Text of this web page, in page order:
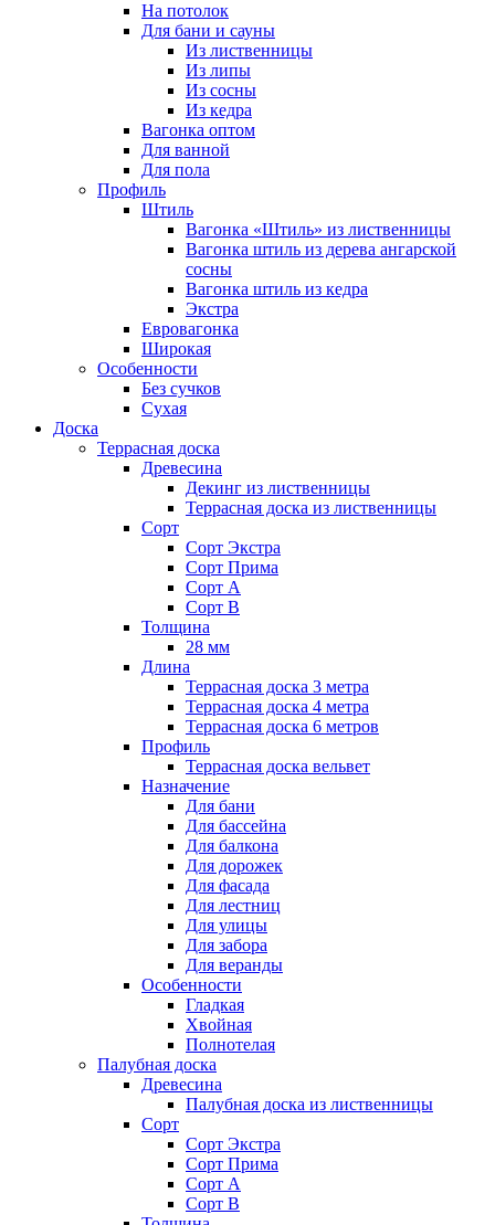
На потолок
Для бани и сауны
Из лиственницы
Из липы
Из сосны
Из кедра
Вагонка оптом
Для ванной
Для пола
Профиль
Штиль
Вагонка «Штиль» из лиственницы
Вагонка штиль из дерева ангарской
сосны
Вагонка штиль из кедра
Экстра
Евровагонка
Широкая
Особенности
Без сучков
Сухая
Доска
Террасная доска
Древесина
Декинг из лиственницы
Террасная доска из лиственницы
Сорт
Сорт Экстра
Сорт Прима
Сорт А
Сорт В
Толщина
28 мм
Длина
Террасная доска 3 метра
Террасная доска 4 метра
Террасная доска 6 метров
Профиль
Террасная доска вельвет
Назначение
Для бани
Для бассейна
Для балкона
Для дорожек
Для фасада
Для лестниц
Для улицы
Для забора
Для веранды
Особенности
Гладкая
Хвойная
Полнотелая
Палубная доска
Древесина
Палубная доска из лиственницы
Сорт
Сорт Экстра
Сорт Прима
Сорт A
Сорт B